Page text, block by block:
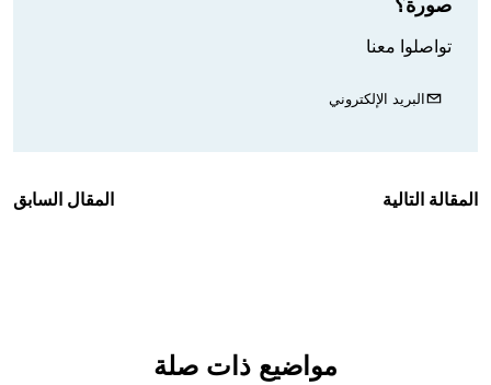
صورة؟
تواصلوا معنا
البريد الإلكتروني
المقالة التالية المقال السابق
مواضيع ذات صلة